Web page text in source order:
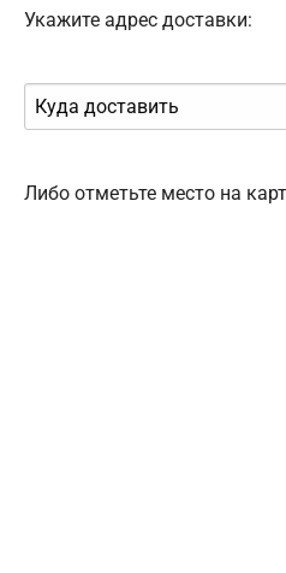
Укажите адрес доставки:
Либо отметьте место на